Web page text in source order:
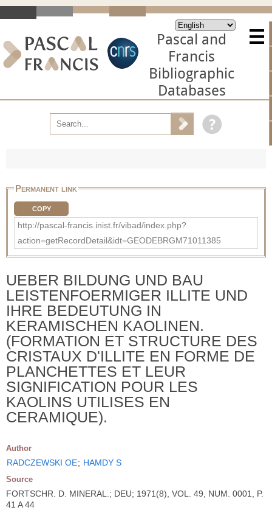
Pascal and
Francis
Bibliographic
Databases
Permanent link
COPY
http://pascal-francis.inist.fr/vibad/index.php?
action=getRecordDetail&idt=GEODEBRGM71011385
UEBER BILDUNG UND BAU
LEISTENFOERMIGER ILLITE UND
IHRE BEDEUTUNG IN
KERAMISCHEN KAOLINEN.
(FORMATION ET STRUCTURE DES
CRISTAUX D'ILLITE EN FORME DE
PLANCHETTES ET LEUR
SIGNIFICATION POUR LES
KAOLINS UTILISES EN
CERAMIQUE).
Author
RADCZEWSKI OE; HAMDY S
Source
FORTSCHR. D. MINERAL.; DEU; 1971(8), VOL. 49, NUM. 0001, P.
41 A 44